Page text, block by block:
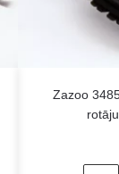
Zazoo